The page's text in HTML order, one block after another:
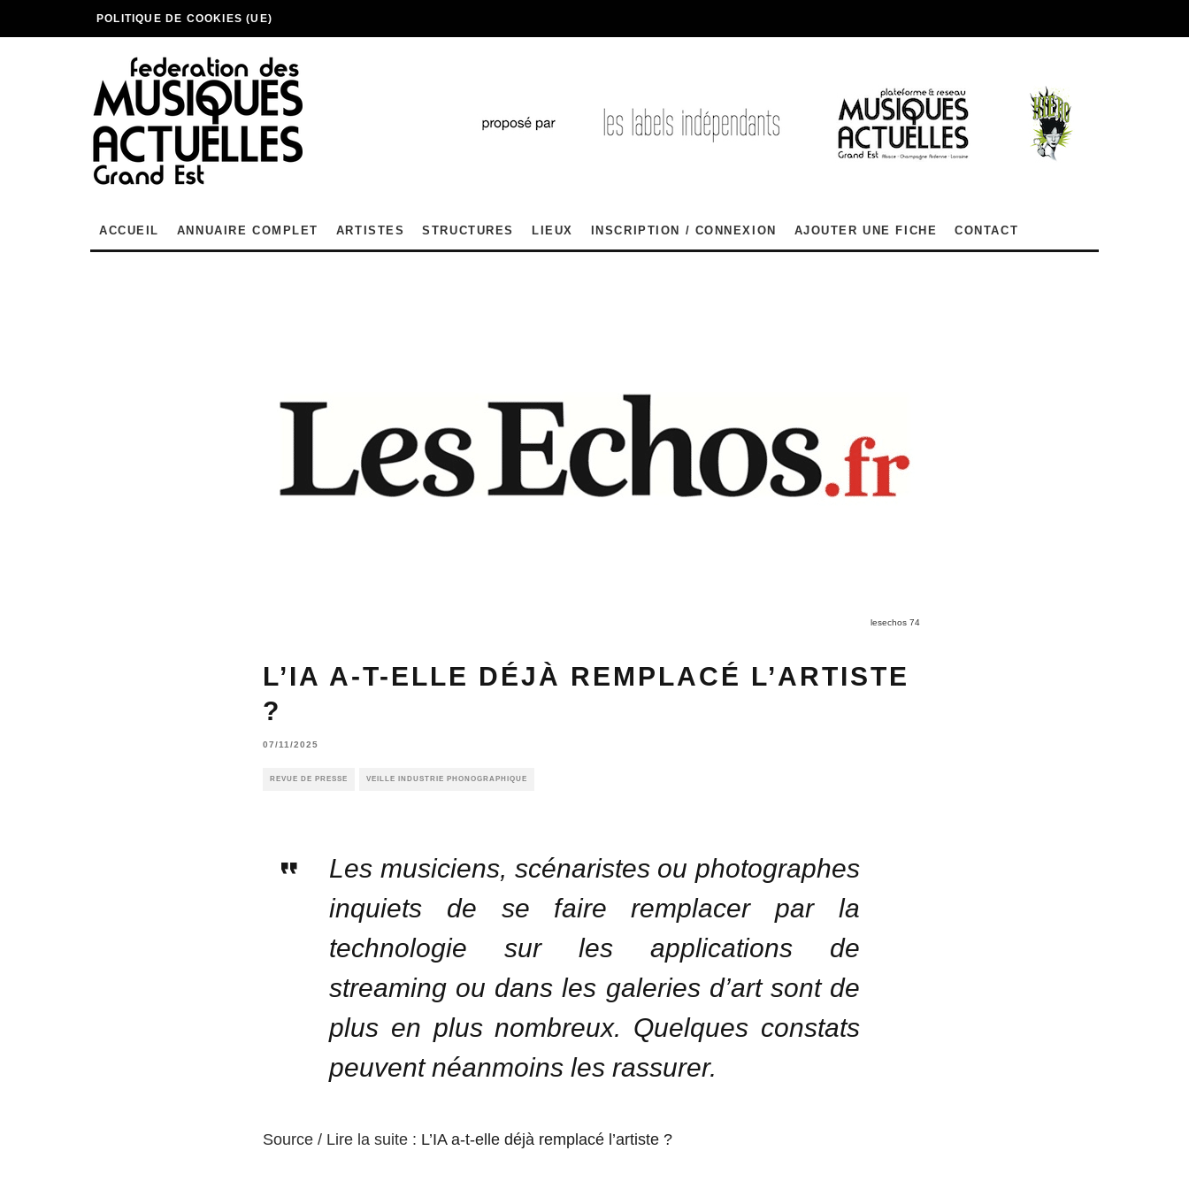
POLITIQUE DE COOKIES (UE)
ACCUEIL ANNUAIRE COMPLET ARTISTES STRUCTURES LIEUX INSCRIPTION / CONNEXION AJOUTER UNE FICHE CONTACT
lesechos 74
L’IA A-T-ELLE DÉJÀ REMPLACÉ L’ARTISTE
?
07/11/2025
REVUE DE PRESSE VEILLE INDUSTRIE PHONOGRAPHIQUE
Les musiciens, scénaristes ou photographes
inquiets de se faire remplacer par la
technologie sur les applications de
streaming ou dans les galeries d’art sont de
plus en plus nombreux. Quelques constats
peuvent néanmoins les rassurer.
Source / Lire la suite : L’IA a-t-elle déjà remplacé l’artiste ?